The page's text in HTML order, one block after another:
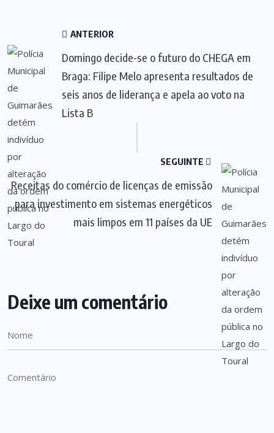
ANTERIOR
Domingo decide-se o futuro do CHEGA em
Braga: Filipe Melo apresenta resultados de
seis anos de liderança e apela ao voto na
Lista B
SEGUINTE
Receitas do comércio de licenças de emissão
para investimento em sistemas energéticos
mais limpos em 11 países da UE
Deixe um comentário